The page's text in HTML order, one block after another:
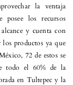
la ventaja
posee los recursos
y cuenta con
los productos ya que
72 de estos se
todo el 60% de la
en Tultepec y la